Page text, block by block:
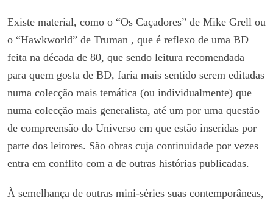
Existe material, como o “Os Caçadores” de Mike Grell ou
o “Hawkworld” de Truman , que é reflexo de uma BD
feita na década de 80, que sendo leitura recomendada
para quem gosta de BD, faria mais sentido serem editadas
numa colecção mais temática (ou individualmente) que
numa colecção mais generalista, até um por uma questão
de compreensão do Universo em que estão inseridas por
parte dos leitores. São obras cuja continuidade por vezes
entra em conflito com a de outras histórias publicadas.
À semelhança de outras mini-séries suas contemporâneas,